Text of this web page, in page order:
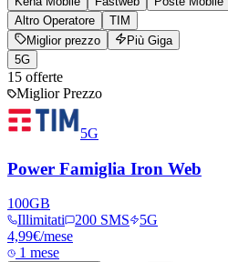
Altro Operatore
TIM
Miglior prezzo
Più Giga
5G
15 offerte
Miglior Prezzo
5G
Power Famiglia Iron Web
100GB
Illimitati
200 SMS
5G
4,99€/mese
1 mese